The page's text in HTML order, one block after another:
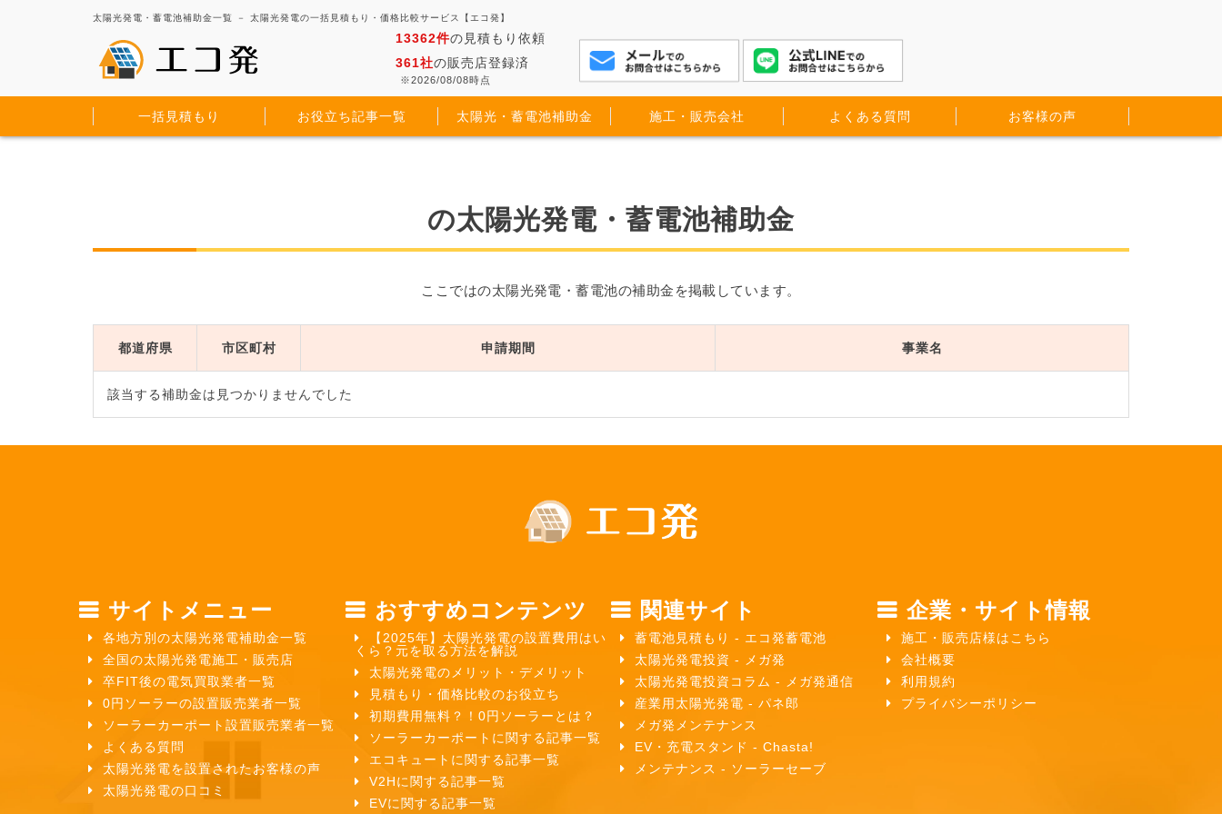
太陽光発電・蓄電池補助金一覧 － 太陽光発電の一括見積もり・価格比較サービス【エコ発】
13362件の見積もり依頼
361社の販売店登録済
※2026/08/08時点
一括見積もり お役立ち記事一覧 太陽光・蓄電池補助金 施工・販売会社 よくある質問 お客様の声
の太陽光発電・蓄電池補助金
ここではの太陽光発電・蓄電池の補助金を掲載しています。
都道府県 市区町村 申請期間 事業名
該当する補助金は見つかりませんでした
サイトメニュー
各地方別の太陽光発電補助金一覧
全国の太陽光発電施工・販売店
卒FIT後の電気買取業者一覧
0円ソーラーの設置販売業者一覧
ソーラーカーポート設置販売業者一覧
よくある質問
太陽光発電を設置されたお客様の声
太陽光発電の口コミ
おすすめコンテンツ
【2025年】太陽光発電の設置費用はい
くら？元を取る方法を解説
太陽光発電のメリット・デメリット
見積もり・価格比較のお役立ち
初期費用無料？！0円ソーラーとは？
ソーラーカーポートに関する記事一覧
エコキュートに関する記事一覧
V2Hに関する記事一覧
EVに関する記事一覧
関連サイト
蓄電池見積もり - エコ発蓄電池
太陽光発電投資 - メガ発
太陽光発電投資コラム - メガ発通信
産業用太陽光発電 - パネ郎
メガ発メンテナンス
EV・充電スタンド - Chasta!
メンテナンス - ソーラーセーブ
企業・サイト情報
施工・販売店様はこちら
会社概要
利用規約
プライバシーポリシー